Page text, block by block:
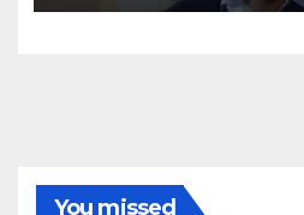
You missed